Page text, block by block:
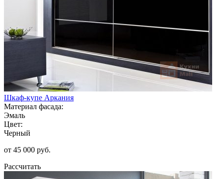
Шкаф-купе Аркания
Материал фасада:
Эмаль
Цвет:
Черный
от 45 000 руб.
Рассчитать